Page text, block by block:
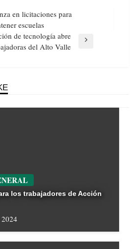
en licitaciones para
escuelas
de tecnología abre
del Alto Valle
los trabajadores de Acción